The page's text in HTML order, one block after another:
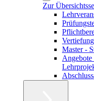
Zur
Master -
Angebote